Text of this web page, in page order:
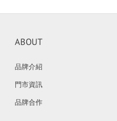
ABOUT
品牌介紹
門市資訊
品牌合作